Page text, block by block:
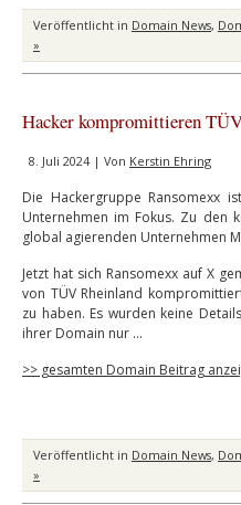
Veröffentlicht in Domain News,
»
Hacker kompromittieren
8. Juli 2024 | Von Kerstin Ehring
Die Hackergruppe Ransomexx
Unternehmen im Fokus. Zu den
global agierenden Unternehmen
Jetzt hat sich Ransomexx auf X
von TÜV Rheinland
zu haben. Es wurden keine
ihrer Domain nur …
>> gesamten Domain Beitrag
Veröffentlicht in Domain News,
»